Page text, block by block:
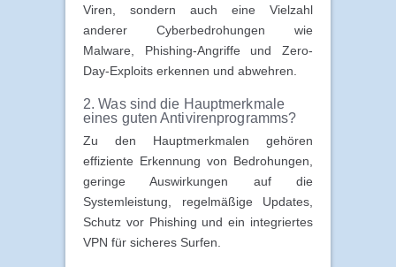
Viren, sondern auch eine Vielzahl
anderer Cyberbedrohungen wie
Malware, Phishing-Angriffe und Zero-
Day-Exploits erkennen und abwehren.
2. Was sind die Hauptmerkmale
eines guten Antivirenprogramms?
Zu den Hauptmerkmalen gehören
effiziente Erkennung von Bedrohungen,
geringe Auswirkungen auf die
Systemleistung, regelmäßige Updates,
Schutz vor Phishing und ein integriertes
VPN für sicheres Surfen.